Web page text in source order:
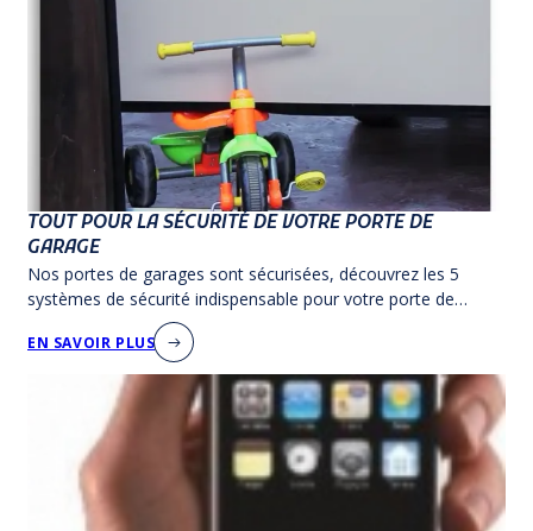
TOUT POUR LA SÉCURITÉ DE VOTRE PORTE DE
GARAGE
Nos portes de garages sont sécurisées, découvrez les 5
systèmes de sécurité indispensable pour votre porte de
EN SAVOIR PLUS